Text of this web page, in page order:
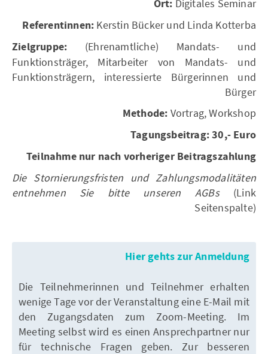
Ort: Digitales Seminar
Referentinnen: Kerstin Bücker und Linda Kotterba
Zielgruppe: (Ehrenamtliche) Mandats- und
Funktionsträger, Mitarbeiter von Mandats- und
Funktionsträgern, interessierte Bürgerinnen und
Bürger
Methode: Vortrag, Workshop
Tagungsbeitrag:30,- Euro
Teilnahme nur nach vorheriger Beitragszahlung
Die Stornierungsfristen und Zahlungsmodalitäten
entnehmen Sie bitte unseren AGBs(Link
Seitenspalte)
Hier gehts zur Anmeldung
Die Teilnehmerinnen und Teilnehmer erhalten
wenige Tage vor der Veranstaltung eine E-Mail mit
den Zugangsdaten zum Zoom-Meeting. Im
Meeting selbst wird es einen Ansprechpartner nur
für technische Fragen geben. Zur besseren